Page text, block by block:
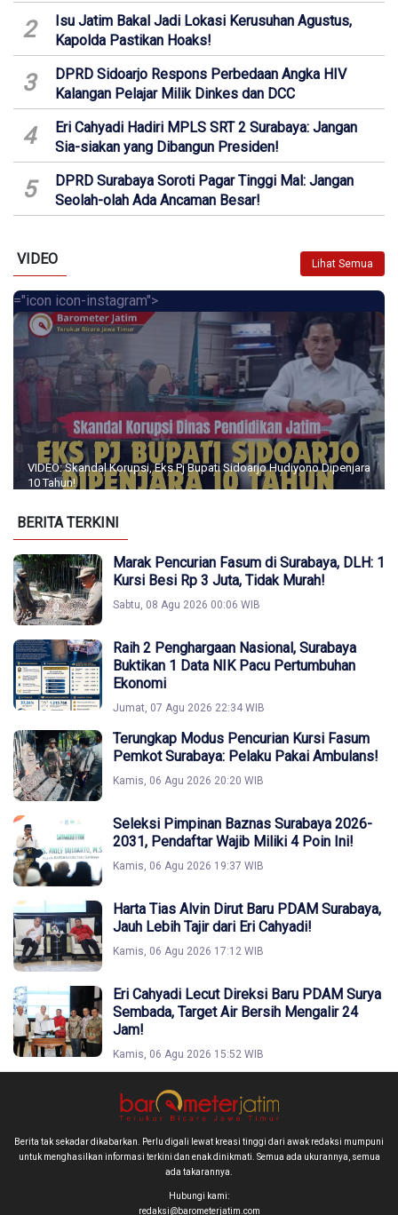
2
Isu Jatim Bakal Jadi Lokasi Kerusuhan Agustus,
Kapolda Pastikan Hoaks!
3
DPRD Sidoarjo Respons Perbedaan Angka HIV
Kalangan Pelajar Milik Dinkes dan DCC
4
Eri Cahyadi Hadiri MPLS SRT 2 Surabaya: Jangan
Sia-siakan yang Dibangun Presiden!
5
DPRD Surabaya Soroti Pagar Tinggi Mal: Jangan
Seolah-olah Ada Ancaman Besar!
VIDEO Lihat Semua
="icon icon-instagram">
VIDEO: Skandal Korupsi, Eks Pj Bupati Sidoarjo Hudiyono Dipenjara
10 Tahun!
BERITA TERKINI
Marak Pencurian Fasum di Surabaya, DLH: 1
Kursi Besi Rp 3 Juta, Tidak Murah!
Sabtu, 08 Agu 2026 00:06 WIB
Raih 2 Penghargaan Nasional, Surabaya
Buktikan 1 Data NIK Pacu Pertumbuhan
Ekonomi
Jumat, 07 Agu 2026 22:34 WIB
Terungkap Modus Pencurian Kursi Fasum
Pemkot Surabaya: Pelaku Pakai Ambulans!
Kamis, 06 Agu 2026 20:20 WIB
Seleksi Pimpinan Baznas Surabaya 2026-
2031, Pendaftar Wajib Miliki 4 Poin Ini!
Kamis, 06 Agu 2026 19:37 WIB
Harta Tias Alvin Dirut Baru PDAM Surabaya,
Jauh Lebih Tajir dari Eri Cahyadi!
Kamis, 06 Agu 2026 17:12 WIB
Eri Cahyadi Lecut Direksi Baru PDAM Surya
Sembada, Target Air Bersih Mengalir 24
Jam!
Kamis, 06 Agu 2026 15:52 WIB
Berita tak sekadar dikabarkan. Perlu digali lewat kreasi tinggi dari awak redaksi mumpuni
untuk menghasilkan informasi terkini dan enak dinikmati. Semua ada ukurannya, semua
ada takarannya.
Hubungi kami:
redaksi@barometerjatim.com